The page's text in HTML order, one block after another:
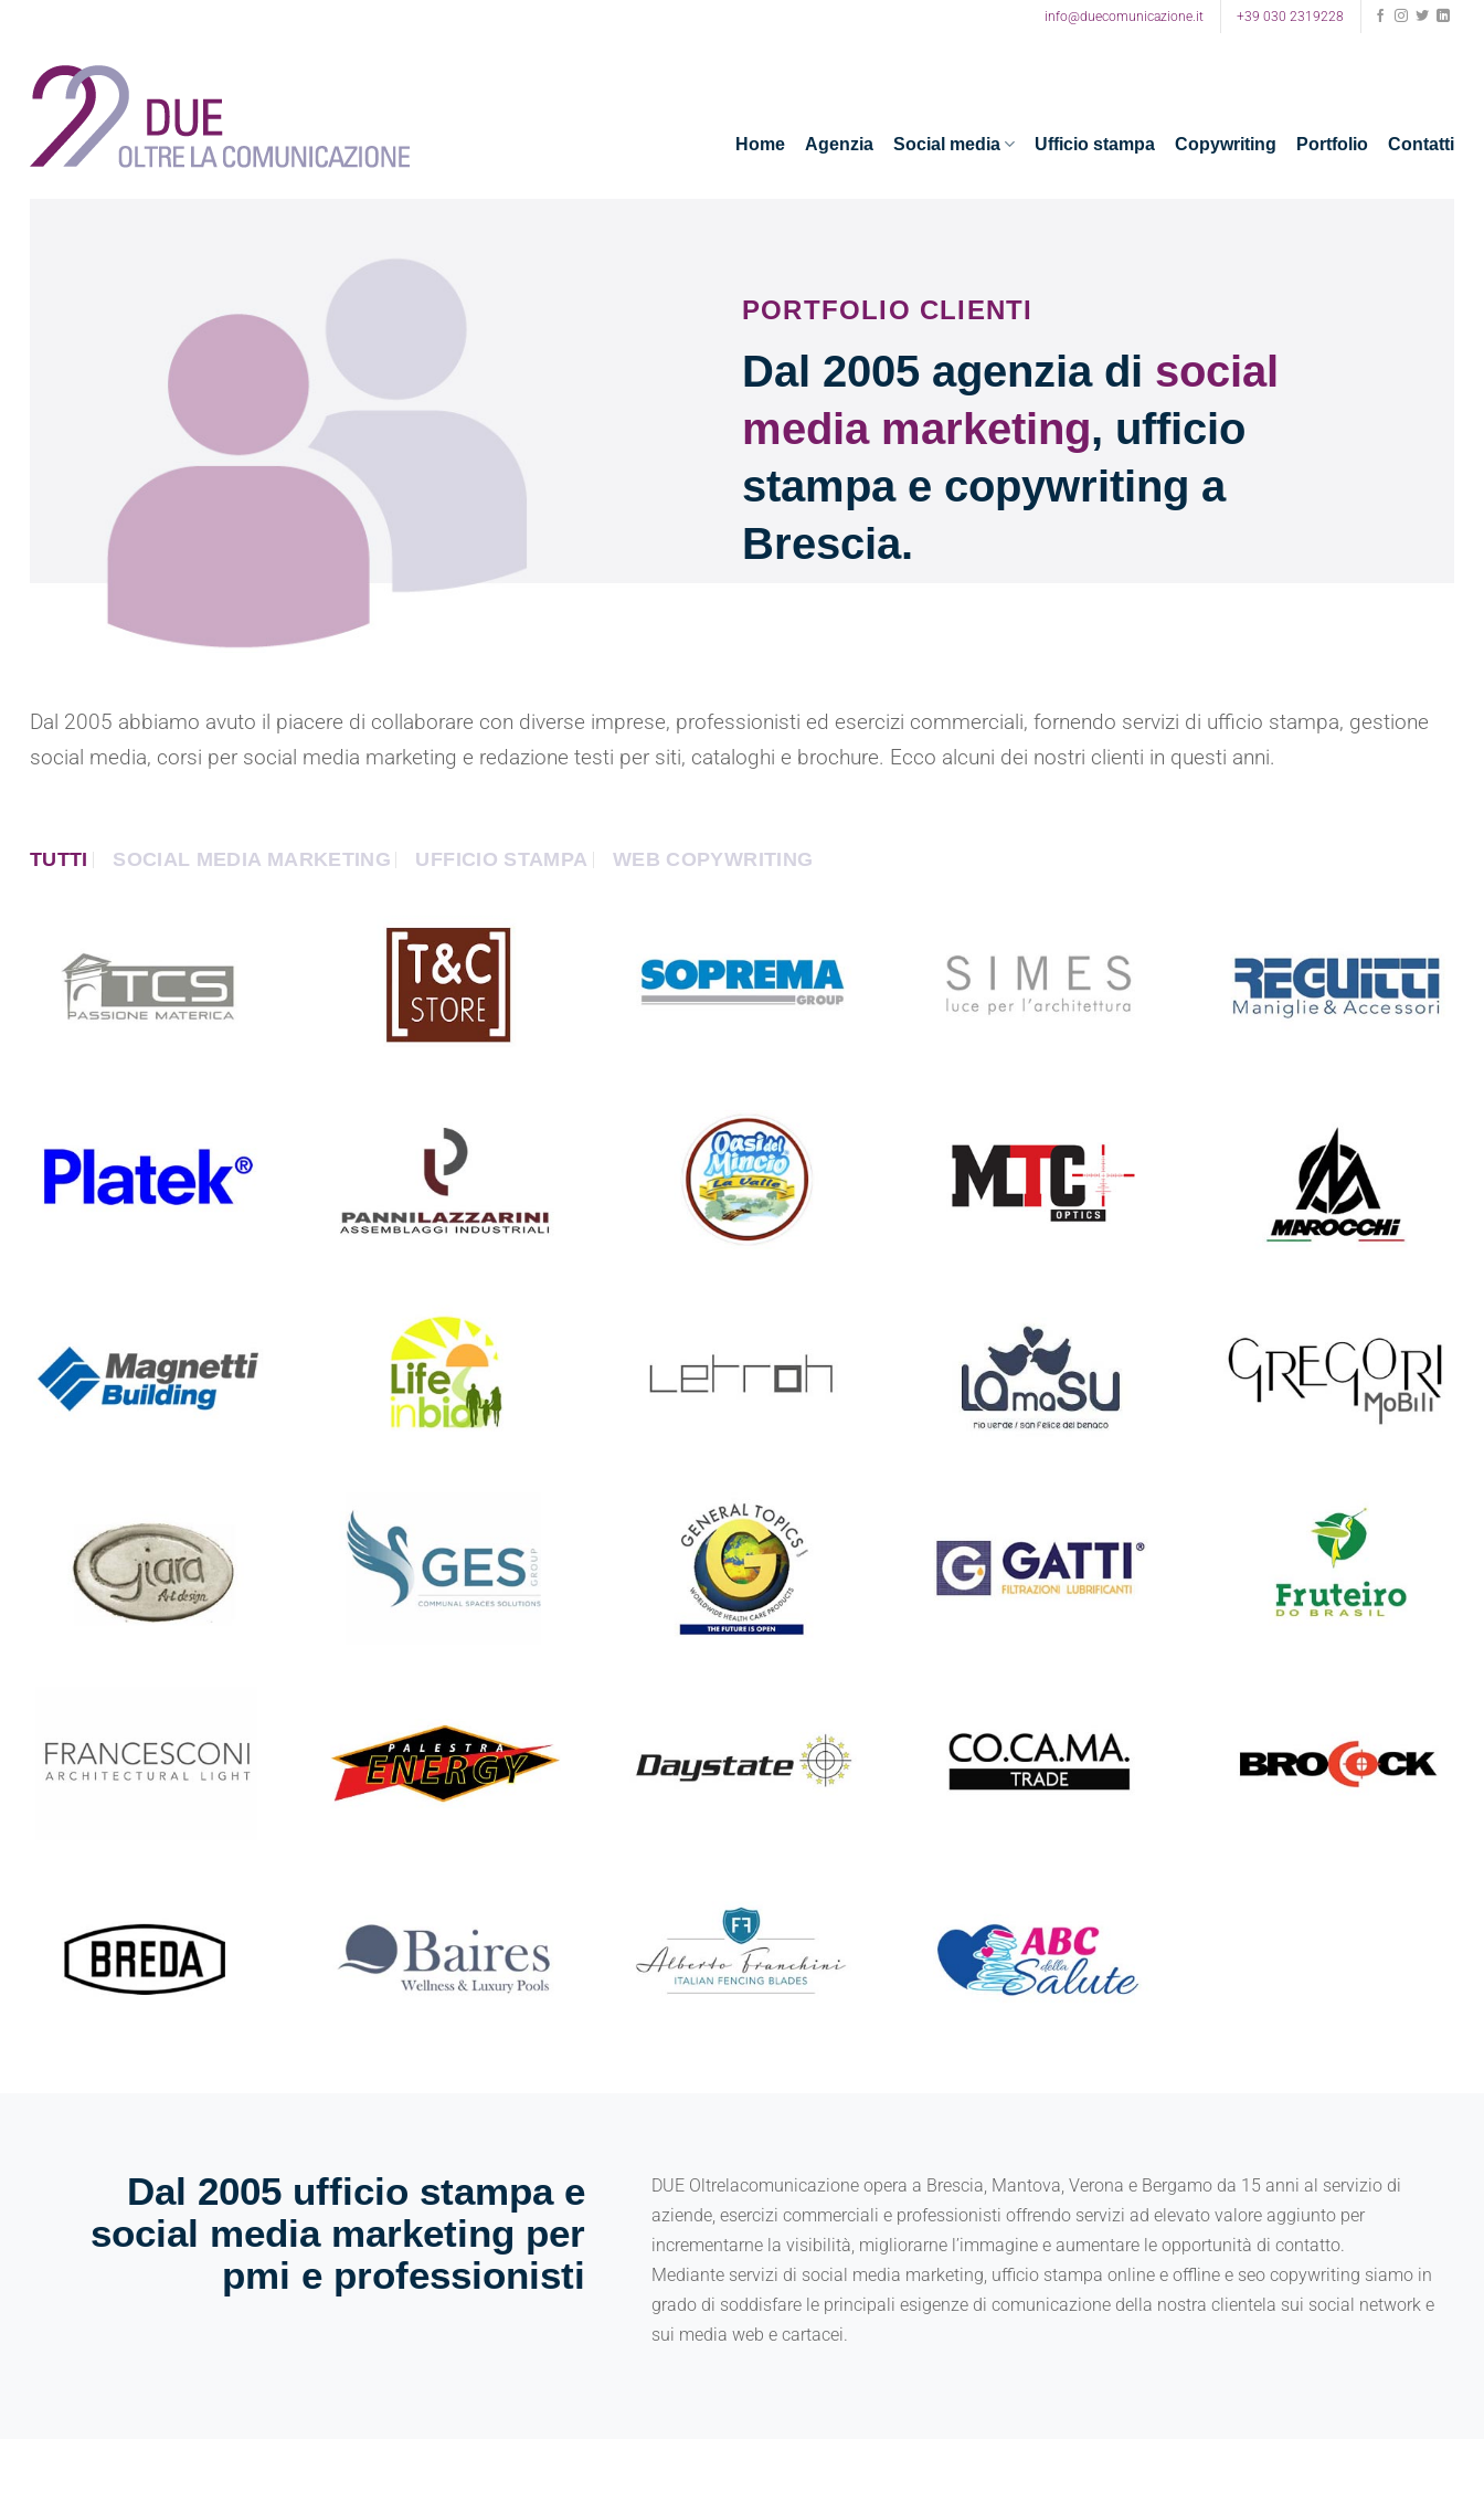
contenuti
info@duecomunicazione.it +39 030 2319228
Home Agenzia Social media Ufficio stampa Copywriting Portfolio Contatti
PORTFOLIO CLIENTI
Dal 2005 agenzia di social
media marketing, ufficio
stampa e copywriting a
Brescia.
Dal 2005 abbiamo avuto il piacere di collaborare con diverse imprese, professionisti ed esercizi commerciali, fornendo servizi di ufficio stampa, gestione
social media, corsi per social media marketing e redazione testi per siti, cataloghi e brochure. Ecco alcuni dei nostri clienti in questi anni.
TUTTI SOCIAL MEDIA MARKETING UFFICIO STAMPA WEB COPYWRITING
Dal 2005 ufficio stampa e
social media marketing per
pmi e professionisti
DUE Oltrelacomunicazione opera a Brescia, Mantova, Verona e Bergamo da 15 anni al servizio di
aziende, esercizi commerciali e professionisti offrendo servizi ad elevato valore aggiunto per
incrementarne la visibilità, migliorarne l’immagine e aumentare le opportunità di contatto.
Mediante servizi di social media marketing, ufficio stampa online e offline e seo copywriting siamo in
grado di soddisfare le principali esigenze di comunicazione della nostra clientela sui social network e
sui media web e cartacei.